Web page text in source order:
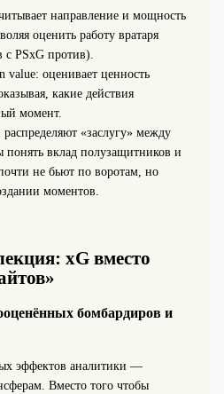
направление и мощность
оценить работу вратаря
с PSxG против).
value: оценивает ценность
какие действия
момент.
«заслугу» между
понять вклад полузащитников и
не бьют по воротам, но
моментов.
xG вместо
бомбардиров и
эффектов аналитики —
Вместо того чтобы